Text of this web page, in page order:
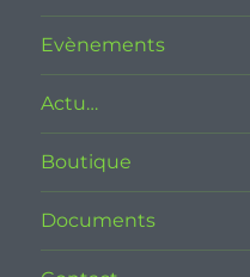
Evènements
Actu…
Boutique
Documents